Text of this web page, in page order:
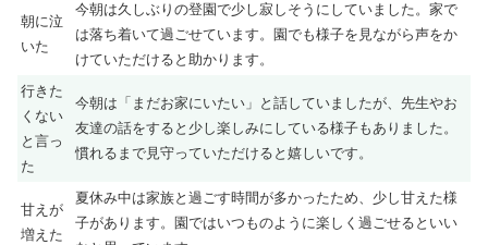
朝に泣
いた
今朝は久しぶりの登園で少し寂しそうにしていました。家で
は落ち着いて過ごせています。園でも様子を見ながら声をか
けていただけると助かります。
行きた
くない
と言っ
た
今朝は「まだお家にいたい」と話していましたが、先生やお
友達の話をすると少し楽しみにしている様子もありました。
慣れるまで見守っていただけると嬉しいです。
甘えが
増えた
夏休み中は家族と過ごす時間が多かったため、少し甘えた様
子があります。園ではいつものように楽しく過ごせるといい